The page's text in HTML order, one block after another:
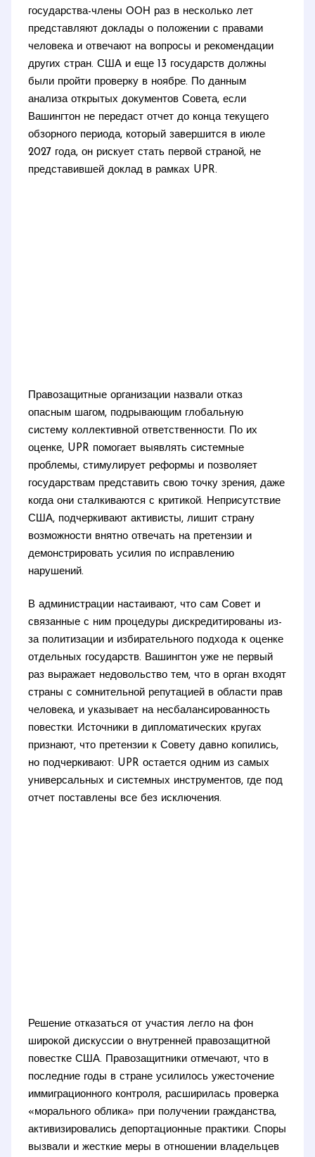
государства-члены ООН раз в несколько лет
представляют доклады о положении с правами
человека и отвечают на вопросы и рекомендации
других стран. США и еще 13 государств должны
были пройти проверку в ноябре. По данным
анализа открытых документов Совета, если
Вашингтон не передаст отчет до конца текущего
обзорного периода, который завершится в июле
2027 года, он рискует стать первой страной, не
представившей доклад в рамках UPR.
Правозащитные организации назвали отказ
опасным шагом, подрывающим глобальную
систему коллективной ответственности. По их
оценке, UPR помогает выявлять системные
проблемы, стимулирует реформы и позволяет
государствам представить свою точку зрения, даже
когда они сталкиваются с критикой. Неприсутствие
США, подчеркивают активисты, лишит страну
возможности внятно отвечать на претензии и
демонстрировать усилия по исправлению
нарушений.
В администрации настаивают, что сам Совет и
связанные с ним процедуры дискредитированы из-
за политизации и избирательного подхода к оценке
отдельных государств. Вашингтон уже не первый
раз выражает недовольство тем, что в орган входят
страны с сомнительной репутацией в области прав
человека, и указывает на несбалансированность
повестки. Источники в дипломатических кругах
признают, что претензии к Совету давно копились,
но подчеркивают: UPR остается одним из самых
универсальных и системных инструментов, где под
отчет поставлены все без исключения.
Решение отказаться от участия легло на фон
широкой дискуссии о внутренней правозащитной
повестке США. Правозащитники отмечают, что в
последние годы в стране усилилось ужесточение
иммиграционного контроля, расширилась проверка
«морального облика» при получении гражданства,
активизировались депортационные практики. Споры
вызвали и жесткие меры в отношении владельцев